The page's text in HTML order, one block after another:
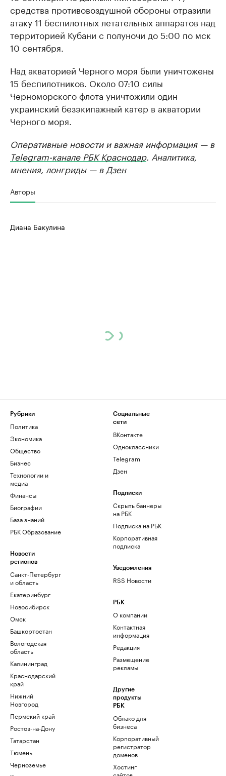
средства противовоздушной обороны отразили
атаку 11 беспилотных летательных аппаратов над
территорией Кубани с полуночи до 5:00 по мск
10 сентября.
Над акваторией Черного моря были уничтожены
15 беспилотников. Около 07:10 силы
Черноморского флота уничтожили один
украинский безэкипажный катер в акватории
Черного моря.
Оперативные новости и важная информация — в
Telegram-канале РБК Краснодар. Аналитика,
мнения, лонгриды — в Дзен
Авторы
Диана Бакулина
Рубрики
Политика
Экономика
Общество
Бизнес
Технологии и
медиа
Финансы
Биографии
База знаний
РБК Образование
Новости
регионов
Санкт-Петербург
и область
Екатеринбург
Новосибирск
Омск
Башкортостан
Вологодская
область
Калининград
Краснодарский
край
Нижний
Новгород
Пермский край
Ростов-на-Дону
Татарстан
Тюмень
Черноземье
Социальные
сети
ВКонтакте
Одноклассники
Telegram
Дзен
Подписки
Скрыть баннеры
на РБК
Подписка на РБК
Корпоративная
подписка
Уведомления
RSS Новости
РБК
О компании
Контактная
информация
Редакция
Размещение
рекламы
Другие
продукты
РБК
Облако для
бизнеса
Корпоративный
регистратор
доменов
Хостинг